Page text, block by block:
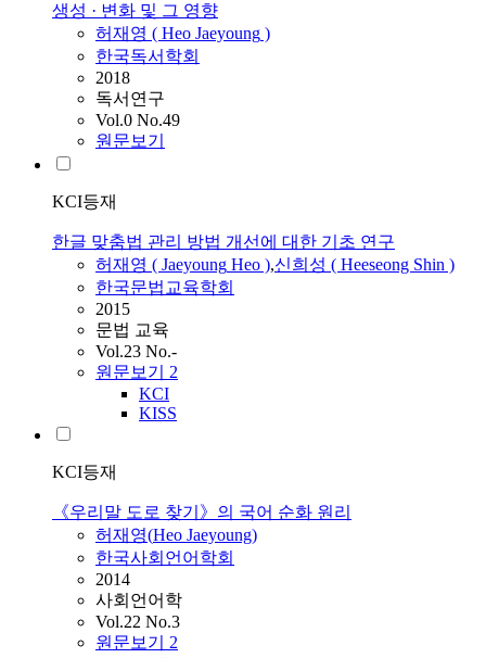
생성 · 변화 및 그 영향
허재영 ( Heo Jaeyoung )
한국독서학회
2018
독서연구
Vol.0 No.49
원문보기
KCI등재
한글 맞춤법 관리 방법 개선에 대한 기초 연구
허재영 ( Jaeyoung Heo ),신희성 ( Heeseong Shin )
한국문법교육학회
2015
문법 교육
Vol.23 No.-
원문보기 2
KCI
KISS
KCI등재
《우리말 도로 찾기》의 국어 순화 원리
허재영(Heo Jaeyoung)
한국사회언어학회
2014
사회언어학
Vol.22 No.3
원문보기 2